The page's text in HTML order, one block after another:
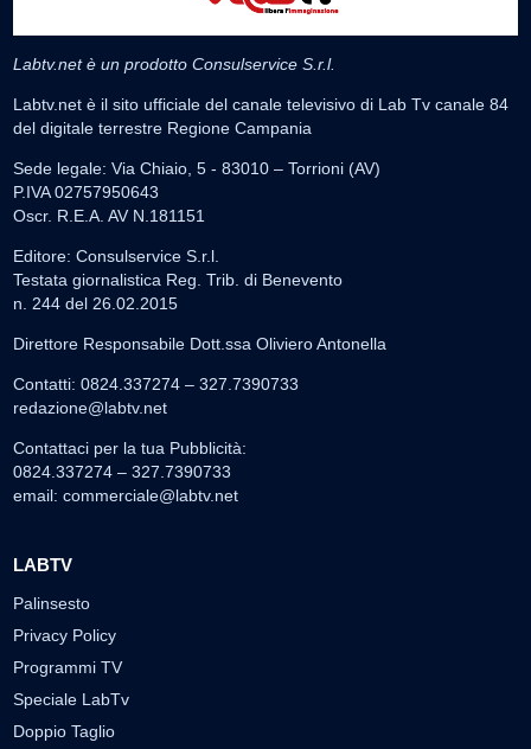
Labtv.net è un prodotto Consulservice S.r.l.
Labtv.net è il sito ufficiale del canale televisivo di Lab Tv canale 84
del digitale terrestre Regione Campania
Sede legale: Via Chiaio, 5 - 83010 – Torrioni (AV)
P.IVA 02757950643
Oscr. R.E.A. AV N.181151
Editore: Consulservice S.r.l.
Testata giornalistica Reg. Trib. di Benevento
n. 244 del 26.02.2015
Direttore Responsabile Dott.ssa Oliviero Antonella
Contatti: 0824.337274 – 327.7390733
redazione@labtv.net
Contattaci per la tua Pubblicità:
0824.337274 – 327.7390733
email: commerciale@labtv.net
LABTV
Palinsesto
Privacy Policy
Programmi TV
Speciale LabTv
Doppio Taglio